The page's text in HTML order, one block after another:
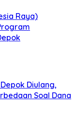
Raya)
Diulang,
Soal Dana